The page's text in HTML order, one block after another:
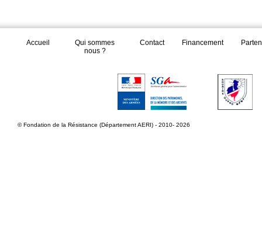
Accueil
Qui sommes
nous ?
Contact Financement
© Fondation de la Résistance (Département AERI) - 2010- 2026